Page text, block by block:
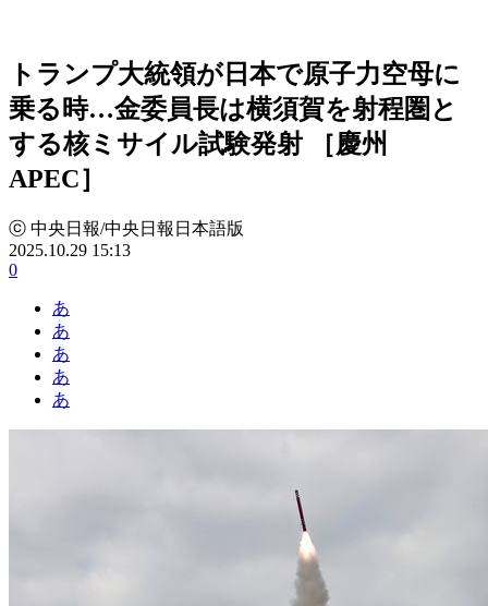
トランプ大統領が日本で原子力空母に
乗る時…金委員長は横須賀を射程圏と
する核ミサイル試験発射 ［慶州
APEC］
ⓒ 中央日報/中央日報日本語版
2025.10.29 15:13
0
あ
あ
あ
あ
あ